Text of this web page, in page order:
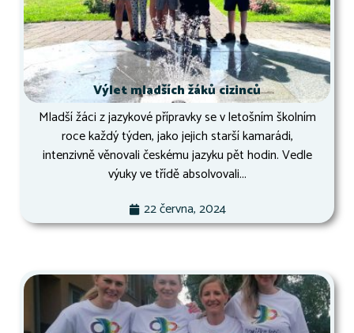
Výlet mladších žáků cizinců
Mladší žáci z jazykové přípravky se v letošním školním
roce každý týden, jako jejich starší kamarádi,
intenzivně věnovali českému jazyku pět hodin. Vedle
výuky ve třídě absolvovali...
22 června, 2024